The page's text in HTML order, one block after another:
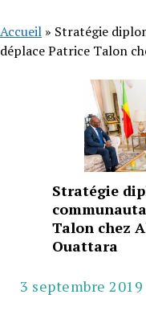
Accueil » Stratégie
déplace Patrice Talon
Stratégie
Talon chez
Ouattara
3 septembre 2019